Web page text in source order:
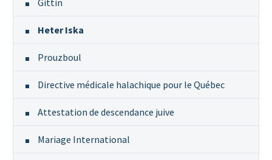
Gittin
Heter Iska
Prouzboul
Directive médicale halachique pour le Québec
Attestation de descendance juive
Mariage International